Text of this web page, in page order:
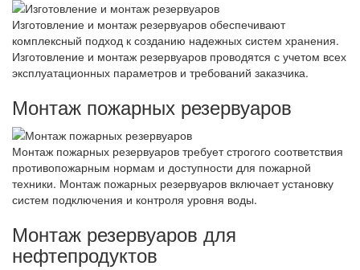
Изготовление и монтаж резервуаров обеспечивают
комплексный подход к созданию надежных систем хранения.
Изготовление и монтаж резервуаров проводятся с учетом всех
эксплуатационных параметров и требований заказчика.
Монтаж пожарных резервуаров
Монтаж пожарных резервуаров требует строгого соответствия
противопожарным нормам и доступности для пожарной
техники. Монтаж пожарных резервуаров включает установку
систем подключения и контроля уровня воды.
Монтаж резервуаров для
нефтепродуктов